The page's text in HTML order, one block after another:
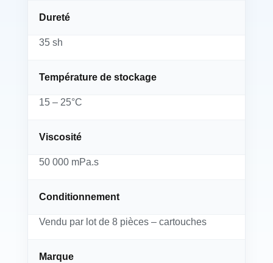
Dureté
35 sh
Température de stockage
15 – 25°C
Viscosité
50 000 mPa.s
Conditionnement
Vendu par lot de 8 pièces – cartouches
Marque